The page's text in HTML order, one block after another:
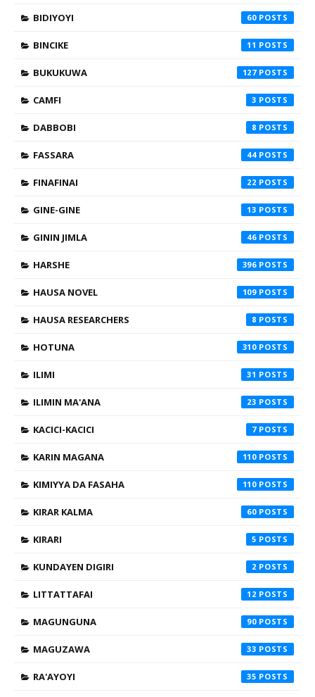
BIDIYOYI 60
BINCIKE 11
BUKUKUWA 127
CAMFI 3
DABBOBI 8
FASSARA 44
FINAFINAI 22
GINE-GINE 13
GININ JIMLA 46
HARSHE 396
HAUSA NOVEL 109
HAUSA RESEARCHERS 8
HOTUNA 310
ILIMI 31
ILIMIN MA'ANA 23
KACICI-KACICI 7
KARIN MAGANA 110
KIMIYYA DA FASAHA 110
KIRAR KALMA 60
KIRARI 5
KUNDAYEN DIGIRI 2
LITTATTAFAI 12
MAGUNGUNA 90
MAGUZAWA 33
RA'AYOYI 35